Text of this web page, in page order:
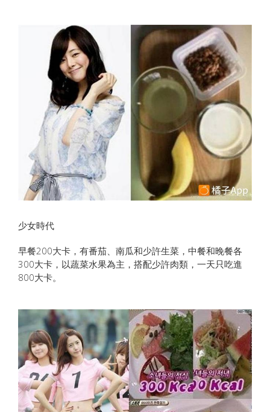
少女時代
早餐200大卡，有番茄、南瓜和少許生菜，中餐和晚餐各
300大卡，以蔬菜水果為主，搭配少許肉類，一天只吃進
800大卡。